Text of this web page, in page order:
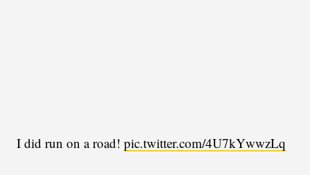
I did run on a road! pic.twitter.com/4U7kYwwzLq